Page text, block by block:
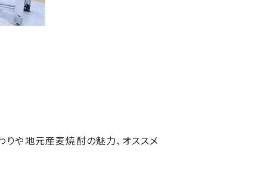
や地元産麦焼酎の魅力、オススメ